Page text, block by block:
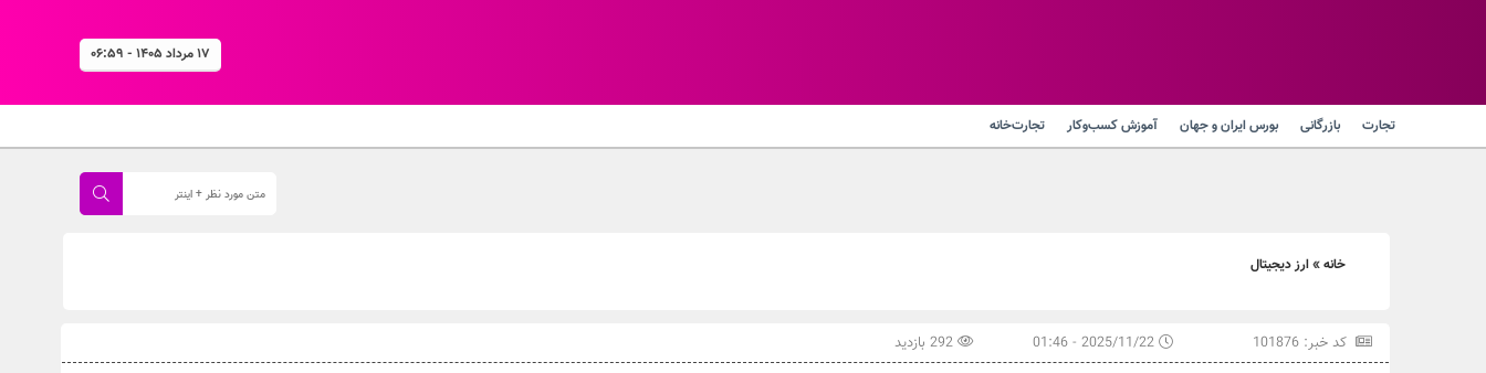
۱۷ مرداد ۱۴۰۵ - ۰۶:۵۹
تجارت بازرگانی بورس ایران و جهان آموزش کسب‌وکار تجارت‌خانه
خانه»ارز دیجیتال
کد خبر: 101876